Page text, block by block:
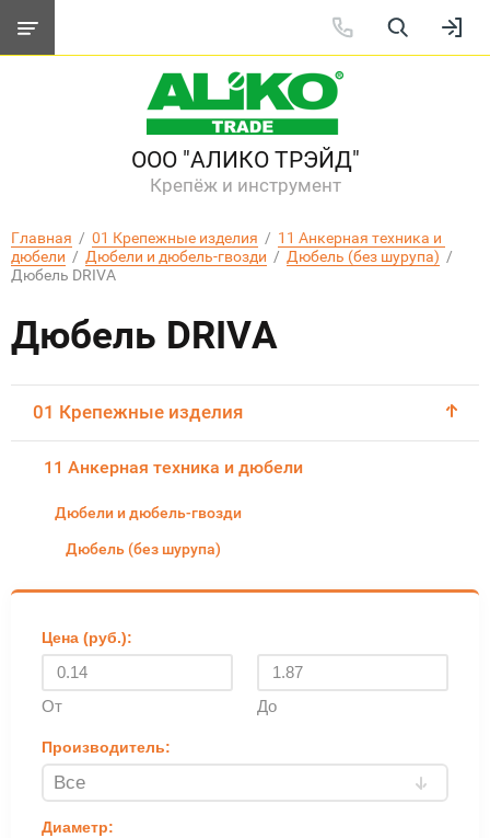
ООО "АЛИКО ТРЭЙД"
Крепёж и инструмент
Главная
  /
01 Крепежные изделия
  /
11 Анкерная техника и
дюбели
  /
Дюбели и дюбель-гвозди
  /
Дюбель (без шурупа)
  /
Дюбель DRIVA
Дюбель DRIVA
01 Крепежные изделия
11 Анкерная техника и дюбели
Дюбели и дюбель-гвозди
Дюбель (без шурупа)
Цена (руб.):
От До
Производитель:
Диаметр: